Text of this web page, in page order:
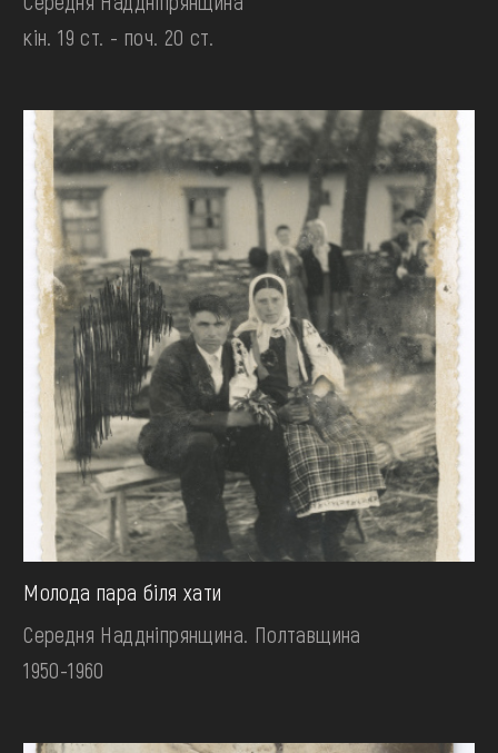
кін. 19 ст. - поч. 20 ст.
Молода пара біля хати
Середня Наддніпрянщина. Полтавщина
1950-1960